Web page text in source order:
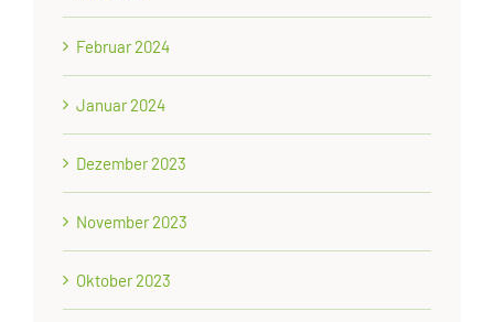
Februar 2024
Januar 2024
Dezember 2023
November 2023
Oktober 2023